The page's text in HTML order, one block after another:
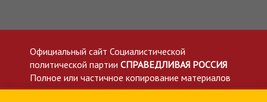
Официальный сайт Социалистической
политической партии СПРАВЕДЛИВАЯ РОССИЯ
Полное или частичное копирование материалов
приветствуется со ссылкой на сайт spravedlivo.ru